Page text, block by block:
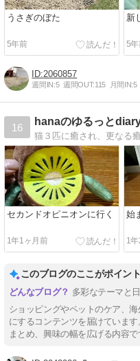
うさぎのぼた
5年前
新
5
2060857
週間IN:5 週間OUT:115 月間IN:5
16
hanaのゆるっとdiary
セカンドオピニオンに行く
1年1ヶ月前
始
1
このブログのここがポイント
多彩なテーマと
ショッピングやペットのケア、
にするコンテンツを届けていま
まとめ、興味の幅を広げる内容で